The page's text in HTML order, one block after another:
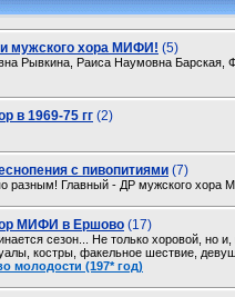
мужского хора МИФИ! (5)
Рывкина, Раиса Наумовна Барская,
в 1969-75 гг (2)
с пивопитиями (7)
разным! Главный - ДР мужского
МИФИ в Ершово (17)
сезон... Не только хоровой, но
костры, факельное шествие,
молодости (197* год)